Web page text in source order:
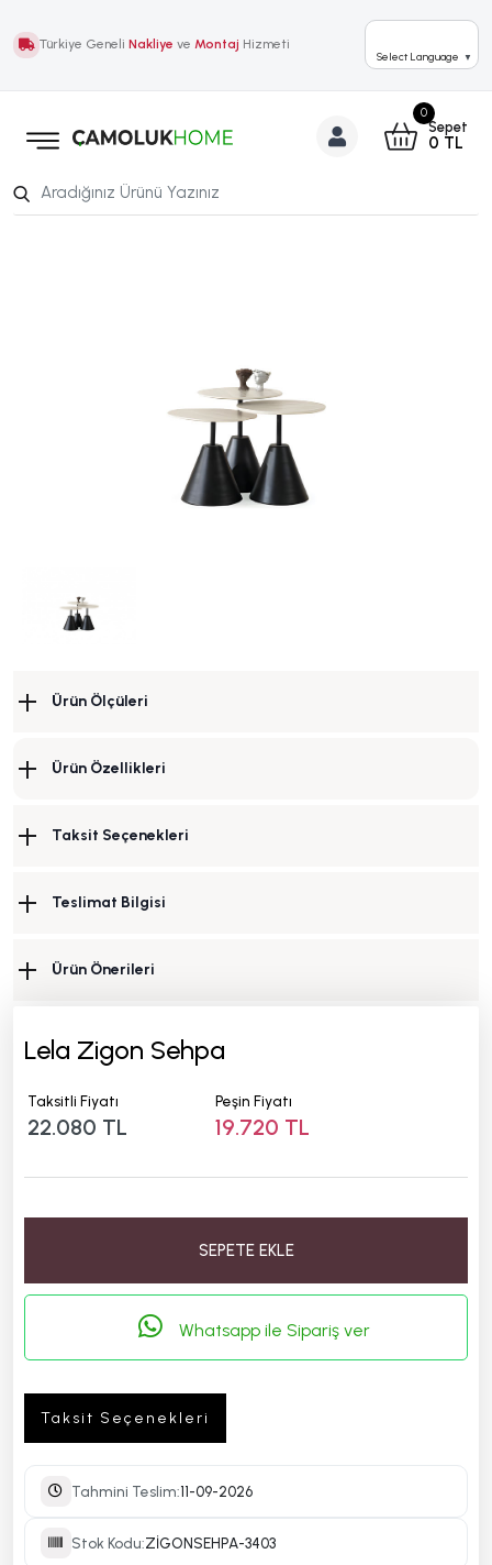
Türkiye Geneli Nakliye ve Montaj Hizmeti
Select Language ▼
0
Sepet
0 TL
Ürün Ölçüleri
Ürün Özellikleri
Taksit Seçenekleri
Teslimat Bilgisi
Ürün Önerileri
Lela Zigon Sehpa
Taksitli Fiyatı
22.080 TL
Peşin Fiyatı
19.720 TL
SEPETE EKLE
Whatsapp ile Sipariş ver
Taksit Seçenekleri
Tahmini Teslim:11-09-2026
Stok Kodu:ZİGONSEHPA-3403